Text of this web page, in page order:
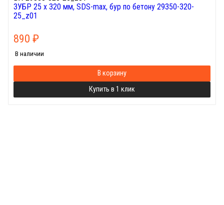
ЗУБР 25 x 320 мм, SDS-max, бур по бетону 29350-320-
25_z01
890 ₽
В наличии
В корзину
Купить в 1 клик